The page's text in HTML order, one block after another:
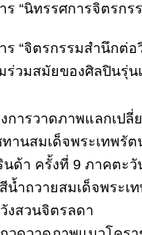
ร “นิทรรศการจิตรก
ร “จิตรกรรมสำนึกต่
ร่วมสมัยของศิลปินรุ่น
งการวาดภาพแลกเป
ทานสมเด็จพระเทพรั
ด้า ครั้งที่ 9 ภาคตะวั
นํ้าถวายสมเด็จพระเ
งสวนจิตรลดา